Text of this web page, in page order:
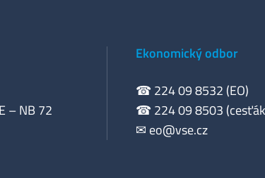
– NB 72
Ekonomický odbor
☎ 224 09 8532 (EO)
☎ 224 09 8503
✉ eo@vse.cz